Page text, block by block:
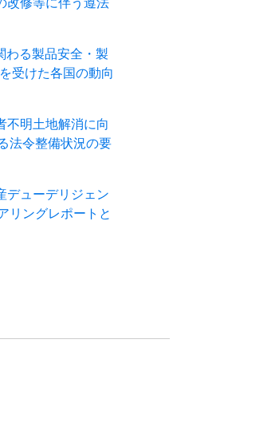
改修等に伴う遵法
わる製品安全・製
受けた各国の動向
不明土地解消に向
法令整備状況の要
デューデリジェン
リングレポートと